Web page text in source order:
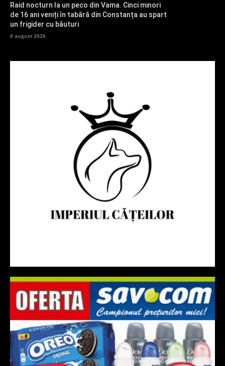
Raid nocturn la un peco din Vama. Cinci minori
de 16 ani veniți în tabără din Constanța au spart
un frigider cu băuturi
6 august 2026